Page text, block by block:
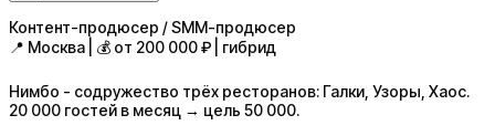
Контент-продюсер / SMM-продюсер
📍 Москва | 💰 от 200 000 ₽ | гибрид
Нимбо - содружество трёх ресторанов: Галки, Узоры, Хаос.
20 000 гостей в месяц → цель 50 000.